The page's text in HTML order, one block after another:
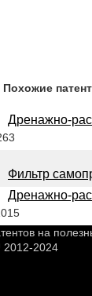
Похожие
Дренажно-
Фильтр
Дренажно-
на
2012-2024